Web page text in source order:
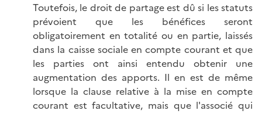
Toutefois, le droit de partage est dû si les statuts
prévoient que les bénéfices seront
obligatoirement en totalité ou en partie, laissés
dans la caisse sociale en compte courant et que
les parties ont ainsi entendu obtenir une
augmentation des apports. Il en est de même
lorsque la clause relative à la mise en compte
courant est facultative, mais que l'associé qui